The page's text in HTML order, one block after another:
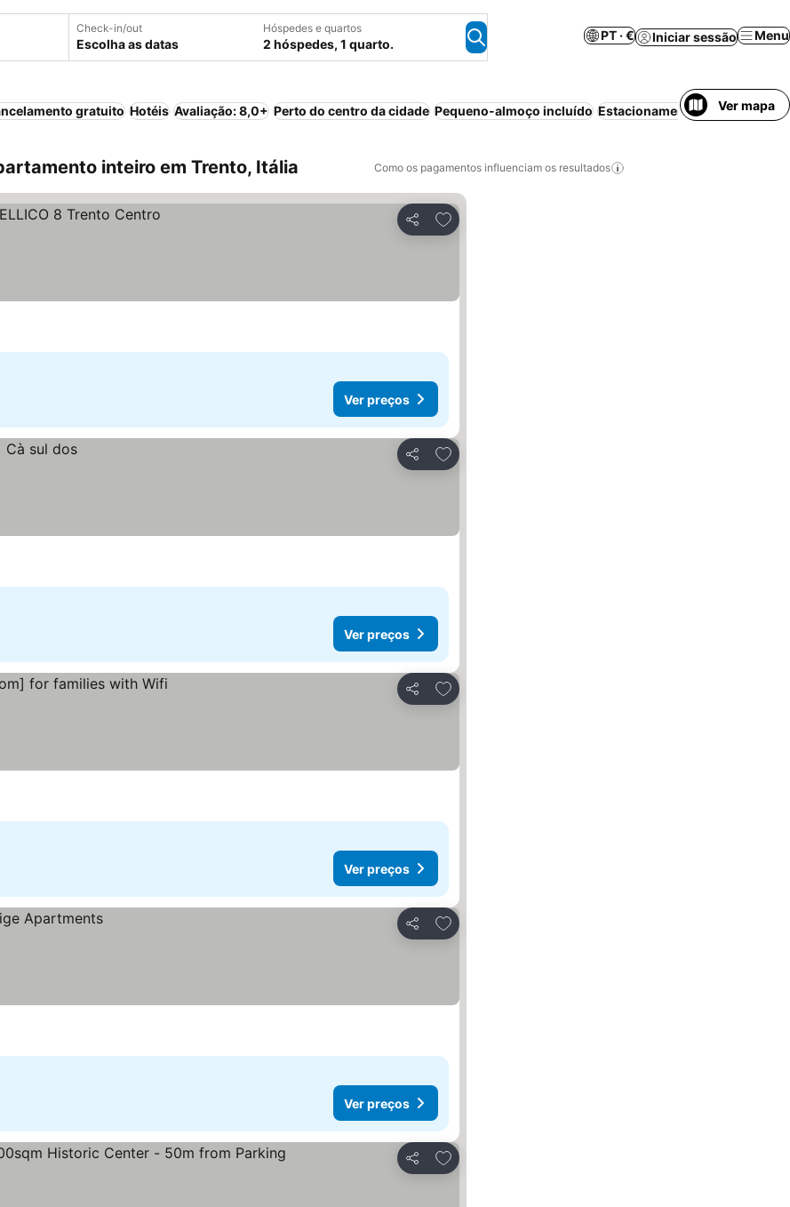
Check-in/out
Escolha as datas
Hóspedes e quartos
2 hóspedes, 1 quarto.
PT · € Iniciar sessão Menu
gratuito Hotéis Avaliação: 8,0+ Perto do centro da cidade Pequeno-almoço incluído Estacionamento Meia-pensão
Ver mapa
inteiro em Trento, Itália Como os pagamentos influenciam os resultados
Partilhar
Adicionar aos favoritos
Ver preços
Partilhar
Adicionar aos favoritos
Ver preços
Partilhar
Adicionar aos favoritos
Ver preços
Partilhar
Adicionar aos favoritos
Ver preços
Partilhar
Adicionar aos favoritos